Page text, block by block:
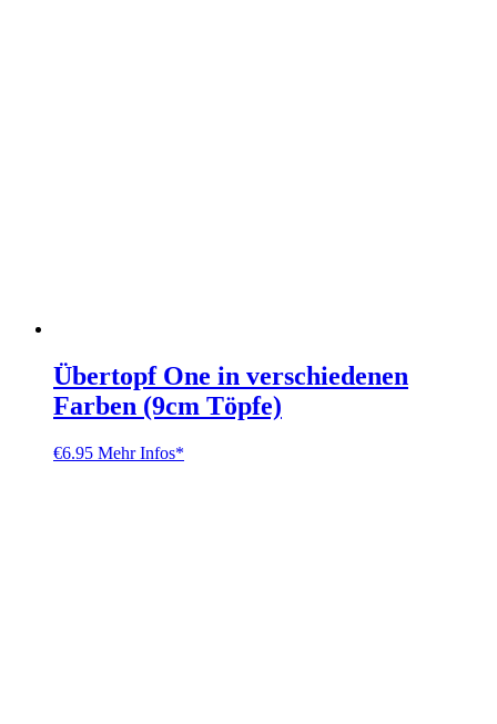
Übertopf One in verschiedenen
Farben (9cm Töpfe)
€6.95 Mehr Infos*